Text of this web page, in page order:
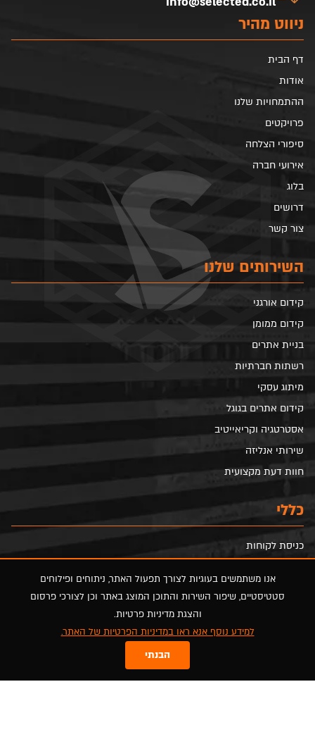
ניווט מהיר
דף הבית
אודות
ההתמחויות שלנו
פרויקטים
סיפורי הצלחה
אירועי חברה
בלוג
דרושים
צור קשר
השירותים שלנו
קידום אורגני
קידום ממומן
בניית אתרים
רשתות חברתיות
מיתוג עסקי
קידום אתרים בגוגל
אסטרטגיה וקריאייטיב
שירותי אנליזה
חוות דעת מקצועית
כללי
כניסת לקוחות
FOLLOW US
אנו משתמשים בעוגיות לצורך תפעול האתר, ניתוחים ופילוחים
סטטיסטיים, שיפור השירות והתוכן המוצג באתר וכן לצורכי פרסום
והצגת מדיניות פרטיות.
למידע נוסף אנא ראו במדיניות הפרטיות של האתר.
הבנתי